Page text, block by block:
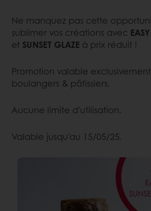
Ne manquez pas cette
sublimer vos créations avec
et SUNSET GLAZE à prix réduit !
Promotion valable
boulangers & pâtissiers.
Aucune limite d'utilisation.
Valable jusqu'au 15/05/25.